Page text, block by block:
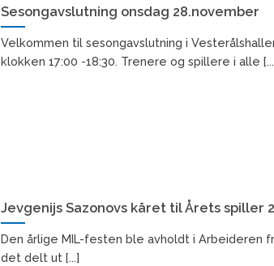
Sesongavslutning onsdag 28.november
Velkommen til sesongavslutning i
klokken 17:00 -18:30. Trenere og spillere i alle
Jevgenijs Sazonovs kåret til Årets spiller
Den årlige MIL-festen ble avholdt i Arbeideren
det delt ut [...]